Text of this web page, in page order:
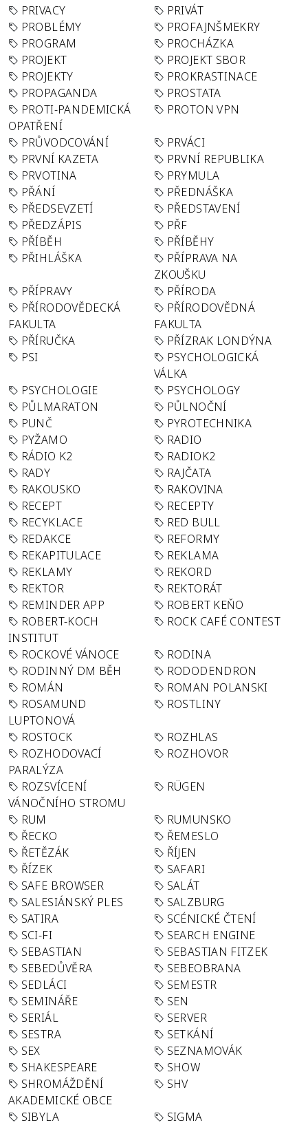
PRIVACY
PRIVÁT
PROBLÉMY
PROFAJNŠMEKRY
PROGRAM
PROCHÁZKA
PROJEKT
PROJEKT SBOR
PROJEKTY
PROKRASTINACE
PROPAGANDA
PROSTATA
PROTI-PANDEMICKÁ
OPATŘENÍ
PROTON VPN
PRŮVODCOVÁNÍ
PRVÁCI
PRVNÍ KAZETA
PRVNÍ REPUBLIKA
PRVOTINA
PRYMULA
PŘÁNÍ
PŘEDNÁŠKA
PŘEDSEVZETÍ
PŘEDSTAVENÍ
PŘEDZÁPIS
PŘF
PŘÍBĚH
PŘÍBĚHY
PŘIHLÁŠKA
PŘÍPRAVA NA
ZKOUŠKU
PŘÍPRAVY
PŘÍRODA
PŘÍRODOVĚDECKÁ
FAKULTA
PŘÍRODOVĚDNÁ
FAKULTA
PŘÍRUČKA
PŘÍZRAK LONDÝNA
PSI
PSYCHOLOGICKÁ
VÁLKA
PSYCHOLOGIE
PSYCHOLOGY
PŮLMARATON
PŮLNOČNÍ
PUNČ
PYROTECHNIKA
PYŽAMO
RADIO
RÁDIO K2
RADIOK2
RADY
RAJČATA
RAKOUSKO
RAKOVINA
RECEPT
RECEPTY
RECYKLACE
RED BULL
REDAKCE
REFORMY
REKAPITULACE
REKLAMA
REKLAMY
REKORD
REKTOR
REKTORÁT
REMINDER APP
ROBERT KEŇO
ROBERT-KOCH
INSTITUT
ROCK CAFÉ CONTEST
ROCKOVÉ VÁNOCE
RODINA
RODINNÝ DM BĚH
RODODENDRON
ROMÁN
ROMAN POLANSKI
ROSAMUND
LUPTONOVÁ
ROSTLINY
ROSTOCK
ROZHLAS
ROZHODOVACÍ
PARALÝZA
ROZHOVOR
ROZSVÍCENÍ
VÁNOČNÍHO STROMU
RÜGEN
RUM
RUMUNSKO
ŘECKO
ŘEMESLO
ŘETĚZÁK
ŘÍJEN
ŘÍZEK
SAFARI
SAFE BROWSER
SALÁT
SALESIÁNSKÝ PLES
SALZBURG
SATIRA
SCÉNICKÉ ČTENÍ
SCI-FI
SEARCH ENGINE
SEBASTIAN
SEBASTIAN FITZEK
SEBEDŮVĚRA
SEBEOBRANA
SEDLÁCI
SEMESTR
SEMINÁŘE
SEN
SERIÁL
SERVER
SESTRA
SETKÁNÍ
SEX
SEZNAMOVÁK
SHAKESPEARE
SHOW
SHROMÁŽDĚNÍ
AKADEMICKÉ OBCE
SHV
SIBYLA
SIGMA